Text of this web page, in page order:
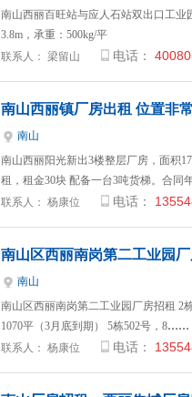
南山西丽百旺站与应人石站双出口工业
3.8m，承重：500kg/平
联系人： 梁留山 电话：
南山西丽镇厂房出租 位置非
南山
南山西丽阳光新出3楼整层厂房，面积
租，租金30块 配备一台3吨货梯。合同
联系人： 杨康位 电话：
南山区西丽南岗第二工业园厂
南山
南山区西丽南岗第二工业园厂房招租 2
1070平（3月底到期） 5栋502号，8……
联系人： 杨康位 电话：